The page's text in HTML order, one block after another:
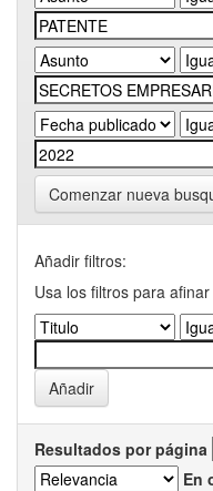
Comenzar nueva
Añadir filtros:
Usa los filtros para
Resultados por página
En